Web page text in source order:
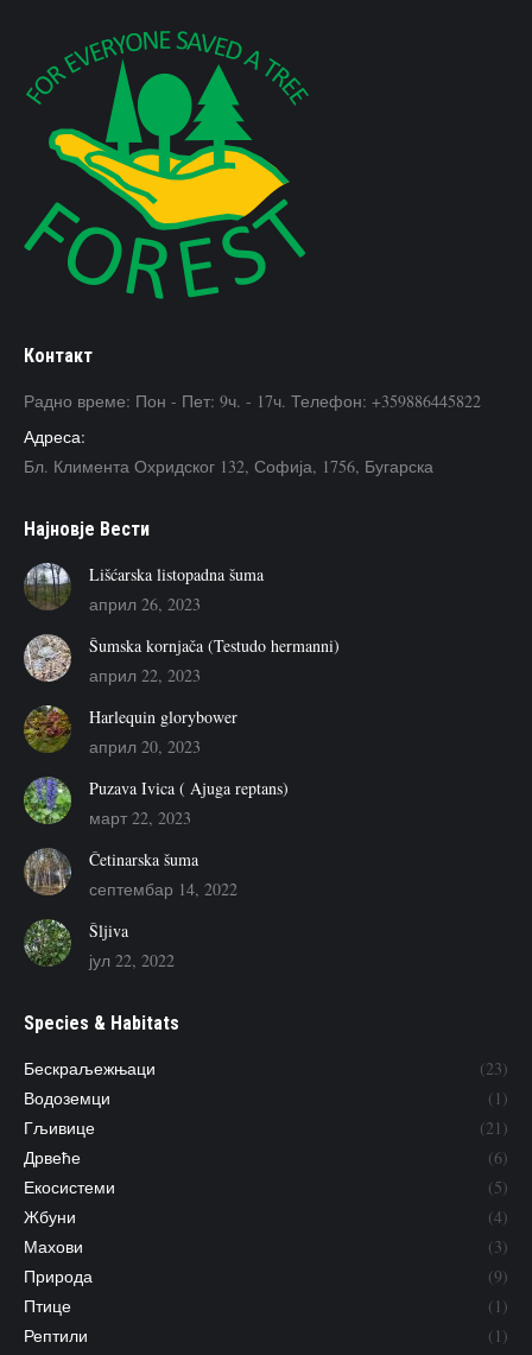
Контакт
Радно време: Пон - Пет: 9ч. - 17ч. Телефон: +359886445822
Адреса:
Бл. Климента Охридског 132, Софија, 1756, Бугарска
Наjновje Вести
Lišćarska listopadna šuma
април 26, 2023
Šumska kornjača (Testudo hermanni)
април 22, 2023
Harlequin glorybower
април 20, 2023
Puzava Ivica ( Ajuga reptans)
март 22, 2023
Četinarska šuma
септембар 14, 2022
Šljiva
јул 22, 2022
Species & Habitats
Бескраљежњаци
(23)
Водоземци
(1)
Гљивице
(21)
Дрвеће
(6)
Екосистеми
(5)
Жбуни
(4)
Махови
(3)
Природа
(9)
Птице
(1)
Рептили
(1)